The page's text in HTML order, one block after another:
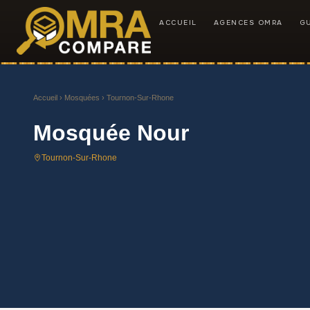
ACCUEIL AGENCES OMRA
Accueil › Mosquées › Tournon-Sur-Rhone
Mosquée Nour
Tournon-Sur-Rhone